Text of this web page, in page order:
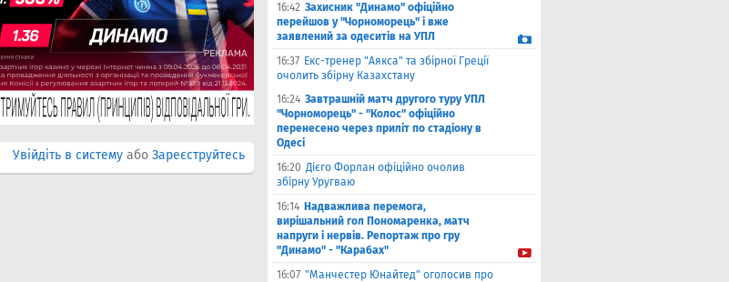
Увійдіть в систему або Зареєструйтесь
16:42 Захисник "Динамо" офіційно
перейшов у "Чорноморець" і вже
заявлений за одеситів на УПЛ
16:37 Екс-тренер "Аякса" та збірної Греції
очолить збірну Казахстану
16:24 Завтрашній матч другого туру УПЛ
"Чорноморець" - "Колос" офіційно
перенесено через приліт по стадіону в
Одесі
16:20 Дієго Форлан офіційно очолив
збірну Уругваю
16:14 Надважлива перемога,
вирішальний гол Пономаренка, матч
напруги і нервів. Репортаж про гру
"Динамо" - "Карабах"
16:07 "Манчестер Юнайтед" оголосив про